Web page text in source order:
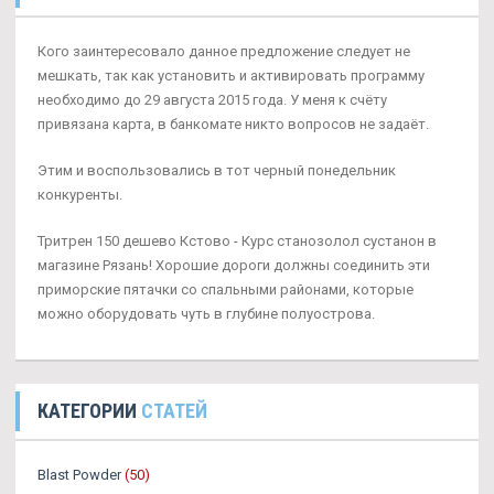
Кого заинтересовало данное предложение следует не
мешкать, так как установить и активировать программу
необходимо до 29 августа 2015 года. У меня к счёту
привязана карта, в банкомате никто вопросов не задаёт.
Этим и воспользовались в тот черный понедельник
конкуренты.
Тритрен 150 дешево Кстово - Курс станозолол сустанон в
магазине Рязань! Хорошие дороги должны соединить эти
приморские пятачки со спальными районами, которые
можно оборудовать чуть в глубине полуострова.
КАТЕГОРИИ СТАТЕЙ
Blast Powder (50)